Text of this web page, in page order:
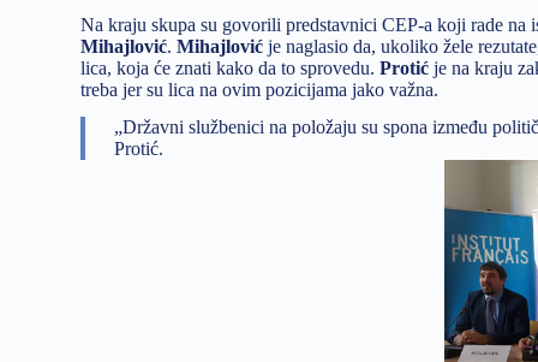
Na kraju skupa su govorili predstavnici CEP-a koji rade na
Mihajlović.Mihajlović je naglasio da, ukoliko žele
lica, koja će znati kako da to sprovedu.Protićje na kraju
treba jer su lica na ovim pozicijama jako važna.
„Državni službenici na položaju su spona između
Protić.